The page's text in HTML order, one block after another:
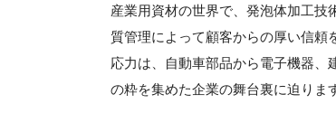
産業用資材の世界で、発泡体加工技
質管理によって顧客からの厚い信頼
応力は、自動車部品から電子機器
の粋を集めた企業の舞台裏に迫りま